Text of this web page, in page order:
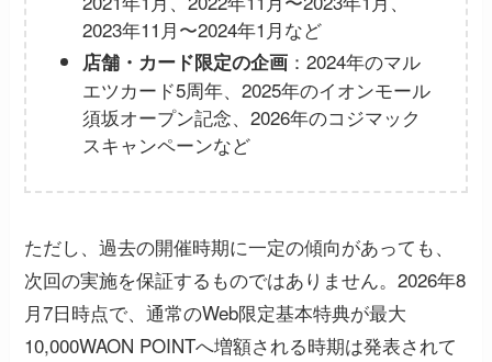
2023年11月〜2024年1月など
店舗・カード限定の企画 ：2024年のマル
エツカード5周年、2025年のイオンモール
須坂オープン記念、2026年のコジマック
スキャンペーンなど
ただし、過去の開催時期に一定の傾向があっても、
次回の実施を保証するものではありません。2026年8
月7日時点で、通常のWeb限定基本特典が最大
10,000WAON POINTへ増額される時期は発表されて